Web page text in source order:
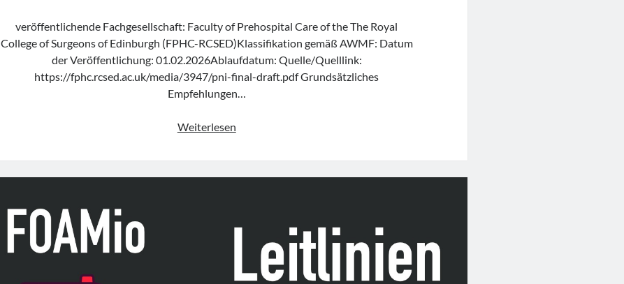
veröffentlichende Fachgesellschaft: Faculty of Prehospital Care of the The Royal
College of Surgeons of Edinburgh (FPHC-RCSED)Klassifikation gemäß AWMF: Datum
der Veröffentlichung: 01.02.2026Ablaufdatum: Quelle/Quelllink:
https://fphc.rcsed.ac.uk/media/3947/pni-final-draft.pdf Grundsätzliches
Empfehlungen…
WeiterlesenLeitlinie
Management
Neck
Injuries“
FPHC-